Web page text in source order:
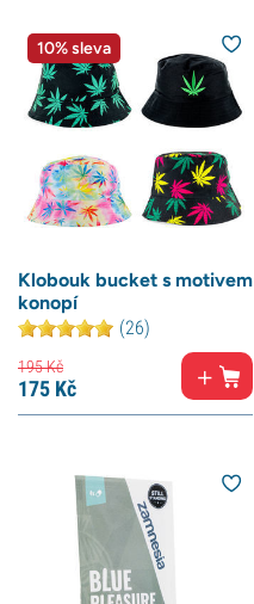
10% sleva
Klobouk bucket s motivem
konopí
(26)
195Kč
175 Kč